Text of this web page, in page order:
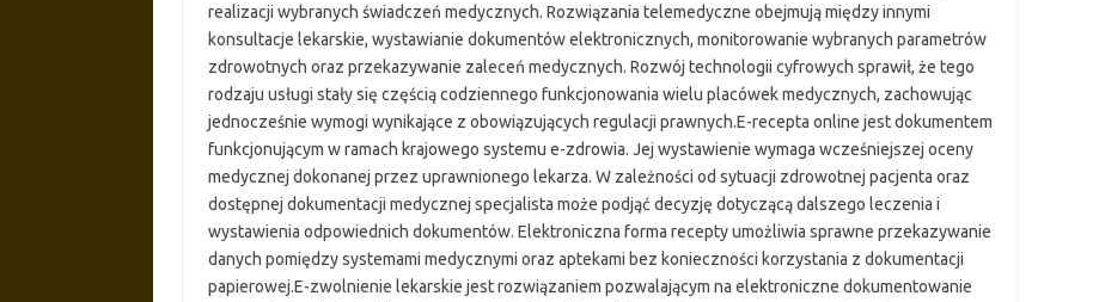
realizacji wybranych świadczeń medycznych. Rozwiązania telemedyczne obejmują między innymi
konsultacje lekarskie, wystawianie dokumentów elektronicznych, monitorowanie wybranych parametrów
zdrowotnych oraz przekazywanie zaleceń medycznych. Rozwój technologii cyfrowych sprawił, że tego
rodzaju usługi stały się częścią codziennego funkcjonowania wielu placówek medycznych, zachowując
jednocześnie wymogi wynikające z obowiązujących regulacji prawnych.E-recepta online jest dokumentem
funkcjonującym w ramach krajowego systemu e-zdrowia. Jej wystawienie wymaga wcześniejszej oceny
medycznej dokonanej przez uprawnionego lekarza. W zależności od sytuacji zdrowotnej pacjenta oraz
dostępnej dokumentacji medycznej specjalista może podjąć decyzję dotyczącą dalszego leczenia i
wystawienia odpowiednich dokumentów. Elektroniczna forma recepty umożliwia sprawne przekazywanie
danych pomiędzy systemami medycznymi oraz aptekami bez konieczności korzystania z dokumentacji
papierowej.E-zwolnienie lekarskie jest rozwiązaniem pozwalającym na elektroniczne dokumentowanie